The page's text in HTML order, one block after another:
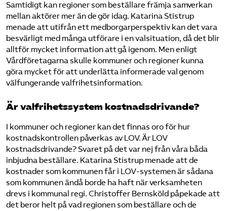
Samtidigt kan regioner som beställare främja samverkan
mellan aktörer mer än de gör idag. Katarina Stistrup
menade att utifrån ett medborgarperspektiv kan det vara
besvärligt med många utförare i en valsituation, då det blir
alltför mycket information att gå igenom. Men enligt
Vårdföretagarna skulle kommuner och regioner kunna
göra mycket för att underlätta informerade val genom
välfungerande valfrihetsinformation.
Är valfrihetssystem kostnadsdrivande?
I kommuner och regioner kan det finnas oro för hur
kostnadskontrollen påverkas av LOV. Är LOV
kostnadsdrivande? Svaret på det var nej från våra båda
inbjudna beställare. Katarina Stistrup menade att de
kostnader som kommunen får i LOV-systemen är sådana
som kommunen ändå borde ha haft när verksamheten
drevs i kommunal regi. Christoffer Bernsköld påpekade att
det beror helt på vad regionen som beställare och de